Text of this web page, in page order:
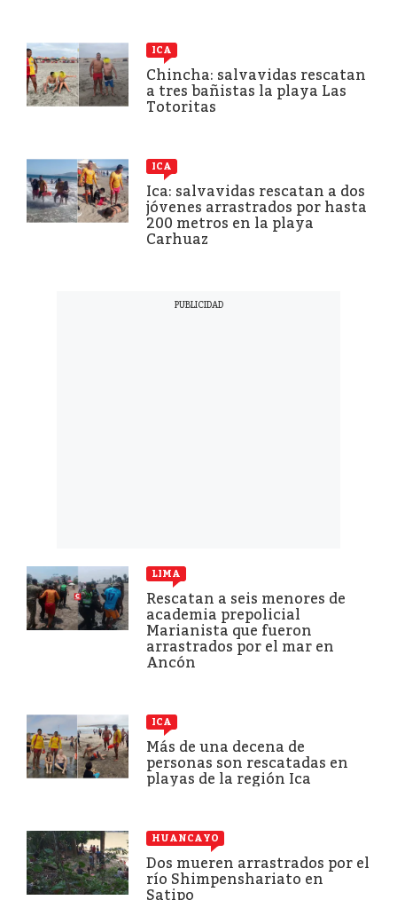
ICA
Chincha: salvavidas rescatan
a tres bañistas la playa Las
Totoritas
ICA
Ica: salvavidas rescatan a dos
jóvenes arrastrados por hasta
200 metros en la playa
Carhuaz
LIMA
Rescatan a seis menores de
academia prepolicial
Marianista que fueron
arrastrados por el mar en
Ancón
ICA
Más de una decena de
personas son rescatadas en
playas de la región Ica
HUANCAYO
Dos mueren arrastrados por el
río Shimpenshariato en
Satipo